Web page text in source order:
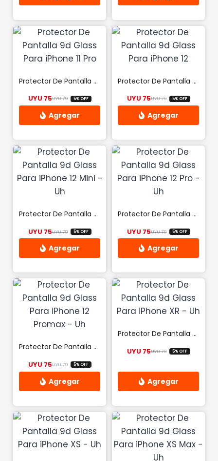
Protector De Pantalla 9d Glass Para iPhone 11 Pro
UYU79El precio original era: UYU 79.
UYU 75 El precio actual es: UYU 75.
5% OFF
Protector De Pantalla 9d Glass Para iPhone 12
UYU79El precio original
UYU 75 El precio actual
5% OFF
Protector De Pantalla 9d Glass Para iPhone 12 Mini – Uh
UYU79El precio original era: UYU 79.
UYU 75 El precio actual es: UYU 75.
5% OFF
Protector De Pantalla 9d Glass Para iPhone 12 Pro – Uh
UYU79El precio original
UYU 75 El precio actual
5% OFF
Protector De Pantalla 9d Glass Para iPhone 12 Promax – Uh
UYU79El precio original era: UYU 79.
UYU 75 El precio actual es: UYU 75.
5% OFF
Protector De Pantalla 9d Glass Para iPhone XR – Uh
UYU79El precio original
UYU 75 El precio actual
5% OFF